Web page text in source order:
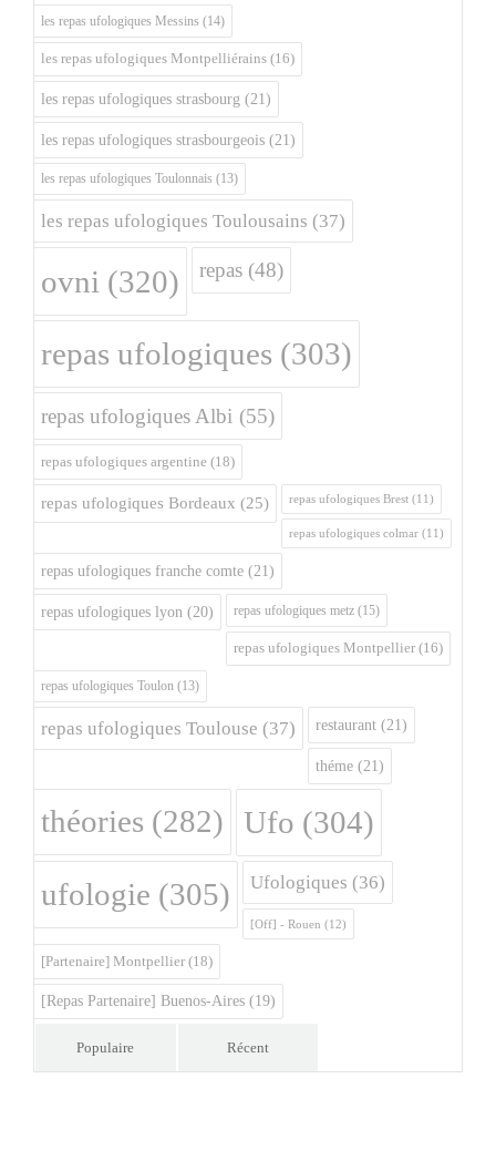
les repas ufologiques Messins (14)
les repas ufologiques Montpelliérains (16)
les repas ufologiques strasbourg (21)
les repas ufologiques strasbourgeois (21)
les repas ufologiques Toulonnais (13)
les repas ufologiques Toulousains (37)
ovni (320) repas (48)
repas ufologiques (303)
repas ufologiques Albi (55)
repas ufologiques argentine (18)
repas ufologiques Bordeaux (25) repas ufologiques Brest (11)
repas ufologiques colmar (11)
repas ufologiques franche comte (21)
repas ufologiques lyon (20) repas ufologiques metz (15)
repas ufologiques Montpellier (16)
repas ufologiques Toulon (13)
repas ufologiques Toulouse (37) restaurant (21)
théme (21)
théories (282) Ufo (304)
ufologie (305) Ufologiques (36)
[Off] - Rouen (12)
[Partenaire] Montpellier (18)
[Repas Partenaire] Buenos-Aires (19)
Populaire Récent